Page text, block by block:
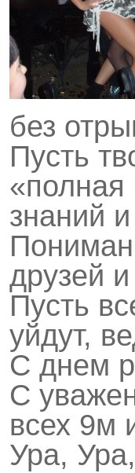
без
Пусть
«полная
знаний
друзей и
Пусть
уйдут,
С днем
С
всех 9м
Ура,